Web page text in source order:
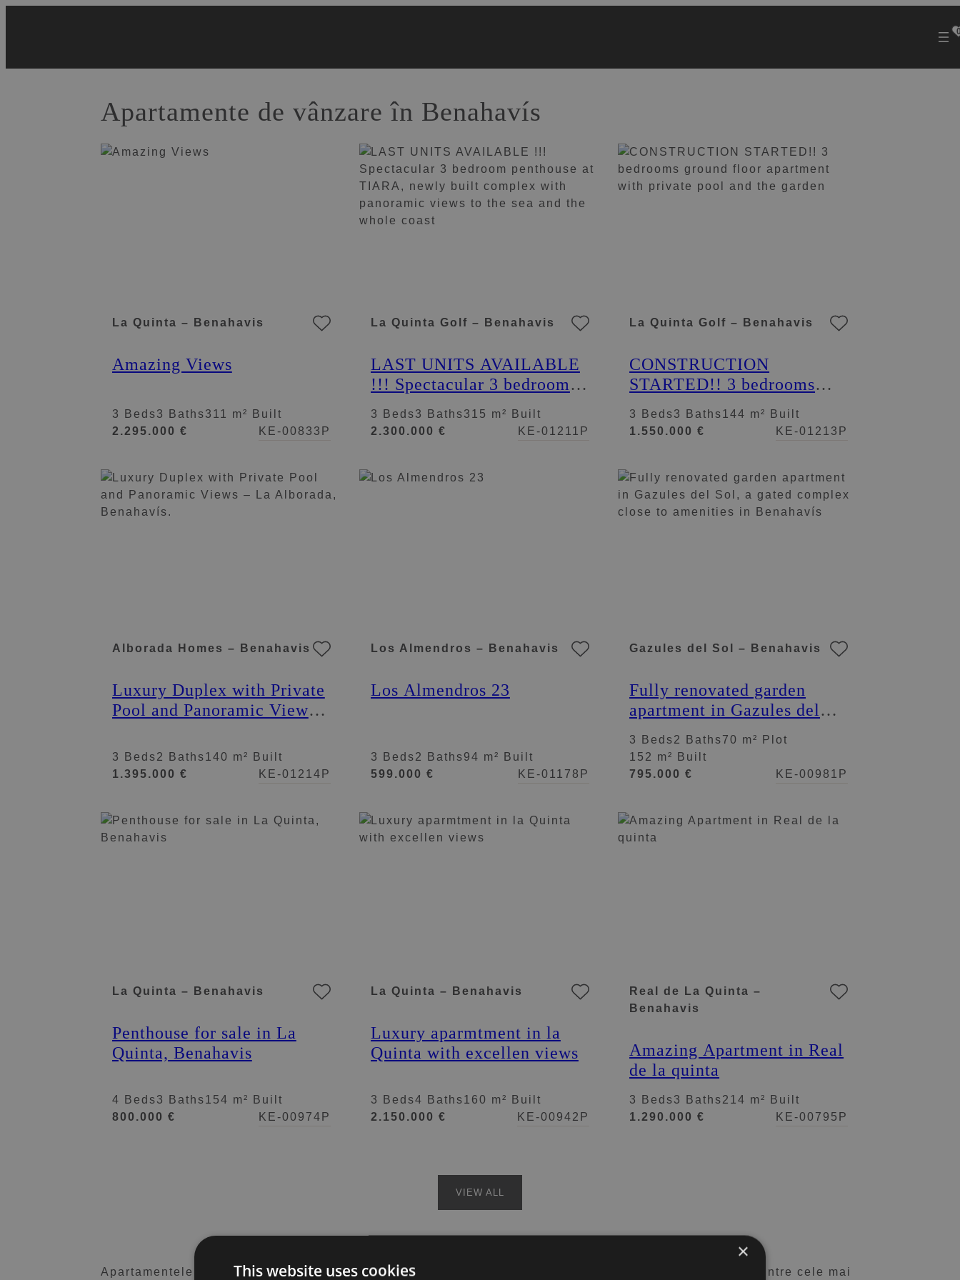
Apartamente de vânzare în Benahavís
La Quinta – Benahavis
Amazing Views
3 Beds3 Baths311 m² Built
2.295.000 €
KE-00833P
La Quinta Golf – Benahavis
LAST UNITS AVAILABLE
!!! Spectacular 3 bedroom
built complex with
3 Beds3 Baths315 m² Built
2.300.000 €
KE-01211P
La Quinta Golf – Benahavis
CONSTRUCTION
STARTED!! 3 bedrooms
private pool and the garden
3 Beds3 Baths144 m² Built
1.550.000 €
KE-01213P
Alborada Homes – Benahavis
Luxury Duplex with Private
Pool and Panoramic Views –
3 Beds2 Baths140 m² Built
1.395.000 €
KE-01214P
Los Almendros – Benahavis
Los Almendros 23
3 Beds2 Baths94 m² Built
599.000 €
KE-01178P
Gazules del Sol – Benahavis
Fully renovated garden
apartment in Gazules del
to amenities in Benahavís
3 Beds2 Baths70 m² Plot
152 m² Built
795.000 €
KE-00981P
La Quinta – Benahavis
Penthouse for sale in La
Quinta, Benahavis
4 Beds3 Baths154 m² Built
800.000 €
KE-00974P
La Quinta – Benahavis
Luxury aparmtment in la
Quinta with excellen views
3 Beds4 Baths160 m² Built
2.150.000 €
KE-00942P
Real de La Quinta –
Benahavis
Amazing Apartment in Real
de la quinta
3 Beds3 Baths214 m² Built
1.290.000 €
KE-00795P
VIEW ALL
Apartamentele de vânzare din Benahavís oferă o oportunitate unică de a deține o proprietate într-una dintre cele mai
×
This website uses cookies